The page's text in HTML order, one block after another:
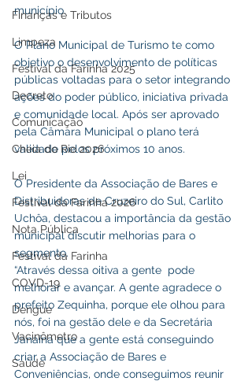
Finanças e Tributos
Limpeza
Festival da Farinha 2025
Decreto
Comunicação
Cheia do Rio 2026
Lei
Festival da Farinha 2026
Nota Pública
Festival da Farinha
COVD-19
Dengue
Vacinômetro
Saúde
município.
O Plano Municipal de Turismo te como
objetivo o desenvolvimento de políticas
públicas voltadas para o setor integrando
ações do poder público, iniciativa privada
e comunidade local. Após ser aprovado
pela Câmara Municipal o plano terá
validade pelos próximos 10 anos.
O Presidente da Associação de Bares e
Distribuidoras de Cruzeiro do Sul, Carlito
Uchôa, destacou a importância da gestão
municipal discutir melhorias para o
segmento.
“Através dessa oitiva a gente  pode
melhorar e avançar. A gente agradece o
prefeito Zequinha, porque ele olhou para
nós, foi na gestão dele e da Secretária
Janaína que a gente está conseguindo
criar a Associação de Bares e
Conveniências, onde conseguimos reunir